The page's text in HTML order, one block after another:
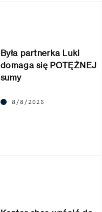
Była partnerka Luki
domaga się POTĘŻNEJ
sumy
8/8/2026